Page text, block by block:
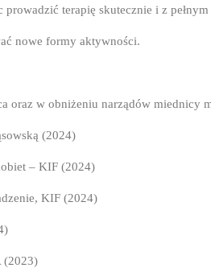
terapię skutecznie i z
nowe formy aktywności.
oraz w obniżeniu narządów miednicy
(2024)
– KIF (2024)
KIF (2024)
(2023)